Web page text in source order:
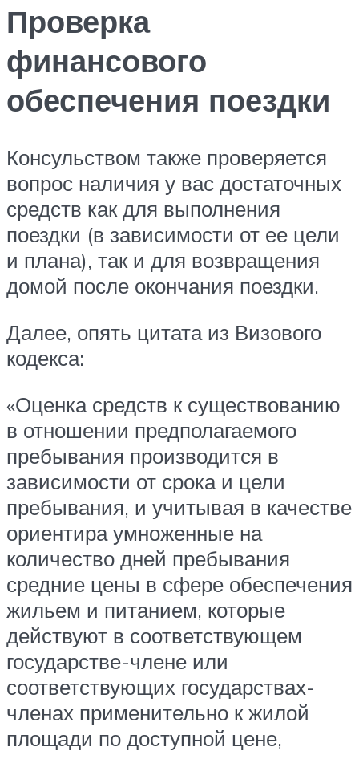
Проверка
финансового
обеспечения поездки
Консульством также проверяется
вопрос наличия у вас достаточных
средств как для выполнения
поездки (в зависимости от ее цели
и плана), так и для возвращения
домой после окончания поездки.
Далее, опять цитата из Визового
кодекса:
«Оценка средств к существованию
в отношении предполагаемого
пребывания производится в
зависимости от срока и цели
пребывания, и учитывая в качестве
ориентира умноженные на
количество дней пребывания
средние цены в сфере обеспечения
жильем и питанием, которые
действуют в соответствующем
государстве-члене или
соответствующих государствах-
членах применительно к жилой
площади по доступной цене,